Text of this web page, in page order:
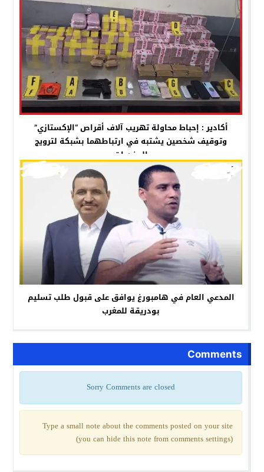
أكادير : إحباط محاولة تهريب آلاف أقراص “الإكستازي”
وتوقيف شخصين يشتبه في ارتباطهما بشبكة لترويج
المخدرات
المدعي العام في هامبورغ يوافق على قبول طلب تسليم
بودريقة للمغرب
Comments
Sorry Comments are closed
Type a small note about the comments posted on your site
(you can hide this note from comments settings)